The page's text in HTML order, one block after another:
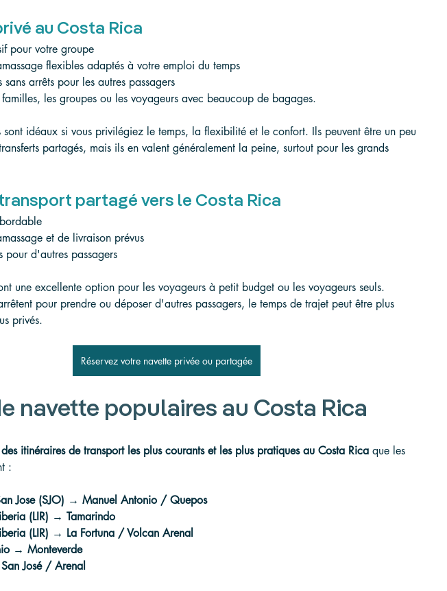
au Costa Rica
pour votre groupe
flexibles adaptés à votre emploi du temps
sans arrêts pour les autres passagers
les groupes ou les voyageurs avec beaucoup de bagages.
sont idéaux si vous privilégiez le temps, la flexibilité et le confort. Ils peuvent être un peu
partagés, mais ils en valent généralement la peine, surtout pour les grands
partagé vers le Costa Rica
et de livraison prévus
pour d'autres passagers
une excellente option pour les voyageurs à petit budget ou les voyageurs seuls.
pour prendre ou déposer d'autres passagers, le temps de trajet peut être plus
privés.
Réservez votre navette privée ou partagée
navette populaires au Costa Rica
des itinéraires de transport les plus courants et les plus pratiques au Costa Rica que les
:
Jose (SJO) → Manuel Antonio / Quepos
(LIR) → Tamarindo
(LIR) → La Fortuna / Volcan Arenal
→ Monteverde
José / Arenal